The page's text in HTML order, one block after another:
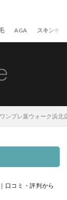
AGA スキンケア
ンプレ葉ウォーク浜北
口コミ・評判から